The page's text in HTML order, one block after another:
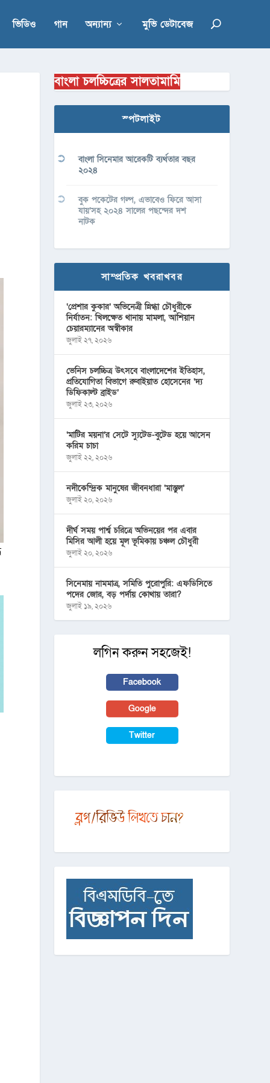
ভিডিও গান অন্যান্য মুভি ডেটাবেজ
বাংলা চলচ্চিত্রের সালতামামি
স্পটলাইট
বাংলা সিনেমার আরেকটি ব্যর্থতার বছর
২০২৪
বুক পকেটের গল্প, এভাবেও ফিরে আসা
যায়’সহ ২০২৪ সালের পছন্দের দশ
নাটক
সাম্প্রতিক খবরাখবর
‘প্রেশার কুকার’ অভিনেত্রী স্নিগ্ধা চৌধুরীকে
নির্যাতন: খিলক্ষেত থানায় মামলা, আশিয়ান
চেয়ারম্যানের অস্বীকার
জুলাই ২৭, ২০২৬
ভেনিস চলচ্চিত্র উৎসবে বাংলাদেশের ইতিহাস,
প্রতিযোগিতা বিভাগে রুবাইয়াত হোসেনের ‘দ্য
ডিফিকাল্ট ব্রাইড’
জুলাই ২৩, ২০২৬
‘মাটির ময়না’র সেটে স্যুটেড-বুটেড হয়ে আসেন
করিম চাচা
জুলাই ২২, ২০২৬
নদীকেন্দ্রিক মানুষের জীবনধারা ‘মাস্তুল’
জুলাই ২০, ২০২৬
দীর্ঘ সময় পার্শ্ব চরিত্রে অভিনয়ের পর এবার
মিসির আলী হয়ে মূল ভূমিকায় চঞ্চল চৌধুরী
জুলাই ২০, ২০২৬
সিনেমায় নামমাত্র, সমিতি পুরোপুরি: এফডিসিতে
পদের জোর, বড় পর্দায় কোথায় তারা?
জুলাই ১৯, ২০২৬
লগিন করুন সহজেই!
Facebook
Google
Twitter